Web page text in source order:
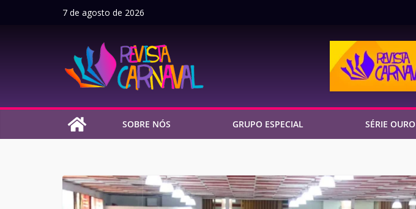
7 de agosto de 2026
SOBRE NÓS GRUPO ESPECIAL SÉRIE OURO